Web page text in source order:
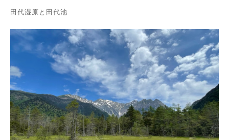
田代湿原と田代池